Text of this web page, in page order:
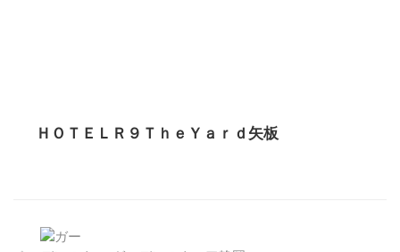
ＨＯＴＥＬＲ９ＴｈｅＹａｒｄ矢板